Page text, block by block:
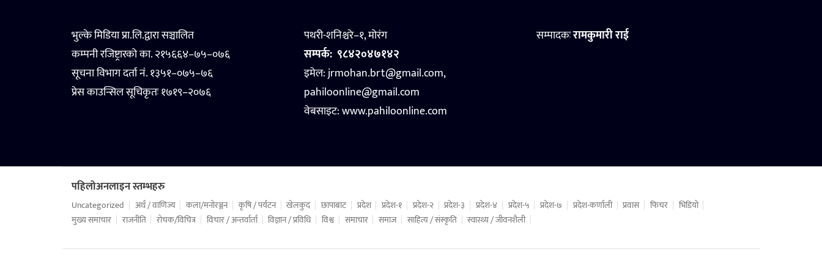
भुल्के मिडिया प्रा.लि.द्वारा सञ्चालित
कम्पनी रजिष्ट्रारको का. २१५६६४–७५–०७६
सूचना विभाग दर्ता नं. १३५१–०७५–७६
प्रेस काउन्सिल सूचिकृतः १७१९–२०७६
पथरी-शनिश्चरे–१, मोरंग
सम्पर्क: ९८४२०४७१४२
इमेल: jrmohan.brt@gmail.com,
pahiloonline@gmail.com
वेबसाइट:www.pahiloonline.com
सम्पादकःरामकुमारी राई
पहिलोअनलाइन स्तम्भहरु
Uncategorized अर्थ / वाणिज्य कला/मनोरञ्जन कृषि / पर्यटन खेलकुद छापाबाट प्रदेश प्रदेश-१ प्रदेश-२ प्रदेश-३ प्रदेश-४ प्रदेश-५ प्रदेश-७ प्रदेश-कर्णाली प्रवास फिचर
भिडियो
मुख्य समाचार
राजनीति रोचक/विचित्र विचार / अन्तर्वार्ता विज्ञान / प्रविधि विश्व समाचार समाज साहित्य / संस्कृति स्वास्थ्य / जीवनशैली